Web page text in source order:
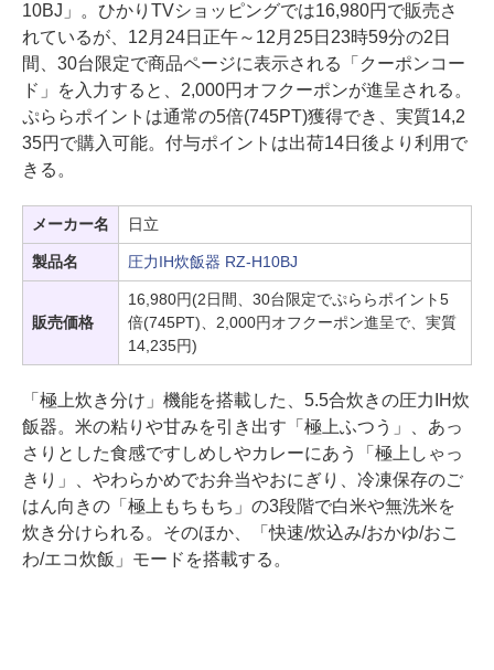
10BJ」。ひかりTVショッピングでは16,980円で販売さ
れているが、12月24日正午～12月25日23時59分の2日
間、30台限定で商品ページに表示される「クーポンコー
ド」を入力すると、2,000円オフクーポンが進呈される。
ぷららポイントは通常の5倍(745PT)獲得でき、実質14,2
35円で購入可能。付与ポイントは出荷14日後より利用で
きる。
メーカー名 日立
製品名 圧力IH炊飯器 RZ-H10BJ
販売価格
16,980円(2日間、30台限定でぷららポイント5
倍(745PT)、2,000円オフクーポン進呈で、実質
14,235円)
「極上炊き分け」機能を搭載した、5.5合炊きの圧力IH炊
飯器。米の粘りや甘みを引き出す「極上ふつう」、あっ
さりとした食感ですしめしやカレーにあう「極上しゃっ
きり」、やわらかめでお弁当やおにぎり、冷凍保存のご
はん向きの「極上もちもち」の3段階で白米や無洗米を
炊き分けられる。そのほか、「快速/炊込み/おかゆ/おこ
わ/エコ炊飯」モードを搭載する。